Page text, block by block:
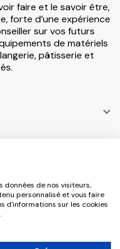
faire et le savoir être,
forte d’une expérience
sur vos futurs
de matériels
pâtisserie et

Tous droits
données de nos visiteurs,
personnalisé et vous faire
d'informations sur les cookies